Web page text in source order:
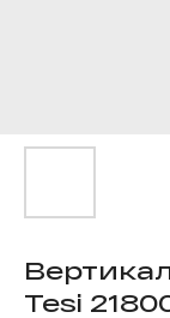
Tesi